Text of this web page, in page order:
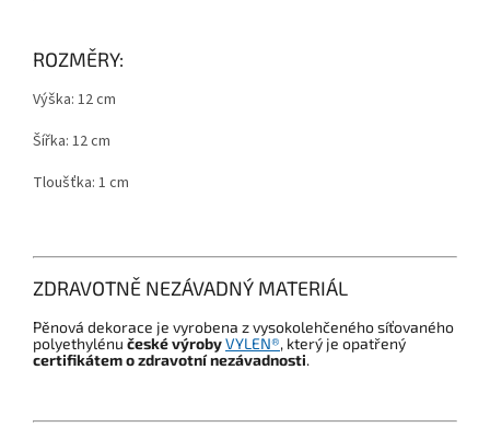
ROZMĚRY:
Výška: 12 cm
Šířka: 12 cm
Tloušťka: 1 cm
ZDRAVOTNĚ NEZÁVADNÝ MATERIÁL
Pěnová dekorace je vyrobena z vysokolehčeného síťovaného
polyethylénu české výrobyVYLEN®, který je opatřený
certifikátem o zdravotní nezávadnosti.